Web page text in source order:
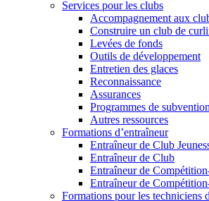
Services pour les clubs
Accompagnement aux
Construire un club de
Levées de fonds
Outils de développement
Entretien des glaces
Reconnaissance
Assurances
Programmes de
Autres ressources
Formations d’entraîneur
Entraîneur de Club
Entraîneur de Club
Entraîneur de
Entraîneur de
Formations pour les techniciens